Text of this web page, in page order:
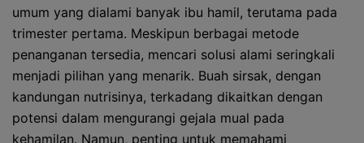
umum yang dialami banyak ibu hamil, terutama pada
trimester pertama. Meskipun berbagai metode
penanganan tersedia, mencari solusi alami seringkali
menjadi pilihan yang menarik. Buah sirsak, dengan
kandungan nutrisinya, terkadang dikaitkan dengan
potensi dalam mengurangi gejala mual pada
kehamilan. Namun, penting untuk memahami